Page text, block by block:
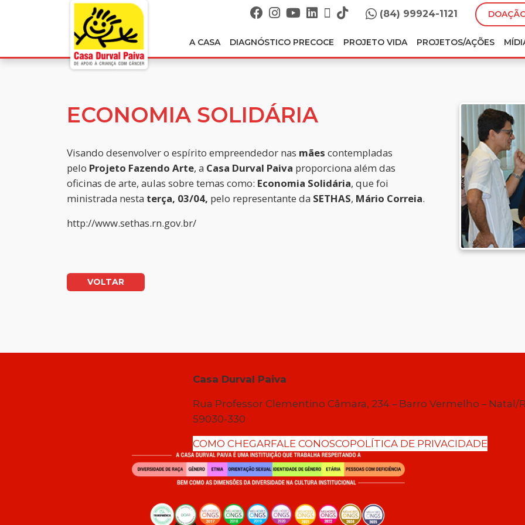
(84) 99924-1121
A CASA DIAGNÓSTICO PRECOCE PROJETO VIDA PROJETOS/AÇÕES
ECONOMIA SOLIDÁRIA
Visando desenvolver o espírito empreendedor nas mães contempladas
pelo Projeto Fazendo Arte, a Casa Durval Paiva proporciona além das
oficinas de arte, aulas sobre temas como: Economia Solidária, que foi
ministrada nesta terça, 03/04, pelo representante da SETHAS, Mário Correia.
http://www.sethas.rn.gov.br/
VOLTAR
Casa Durval Paiva
Rua Professor Clementino Câmara, 234 – Barro Vermelho – Natal/
59030-330
COMO CHEGARFALE CONOSCOPOLÍTICA DE PRIVACIDADE